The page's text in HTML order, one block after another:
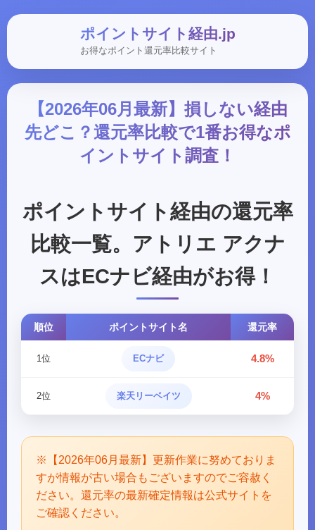
ポイントサイト経由.jp
お得なポイント還元率比較サイト
【2026年06月最新】損しない経由
先どこ？還元率比較で1番お得なポ
イントサイト調査！
ポイントサイト経由の還元率
比較一覧。アトリエ アクナ
スはECナビ経由がお得！
順位 ポイントサイト名 還元率
1位 ECナビ 4.8%
2位 楽天リーベイツ 4%
※【2026年06月最新】更新作業に努めておりま
すが情報が古い場合もございますのでご容赦く
ださい。還元率の最新確定情報は公式サイトを
ご確認ください。